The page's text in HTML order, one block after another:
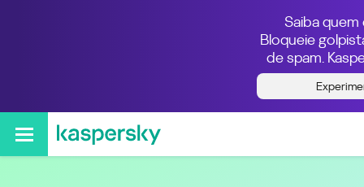
Saiba quem
Bloqueie
de spam.
Quem ligou do número
55800480196